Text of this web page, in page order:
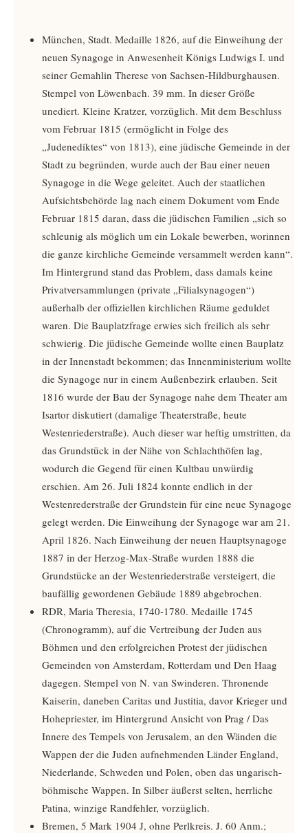
München, Stadt. Medaille 1826, auf die Einweihung der
neuen Synagoge in Anwesenheit Königs Ludwigs I. und
seiner Gemahlin Therese von Sachsen-Hildburghausen.
Stempel von Löwenbach. 39 mm. In dieser Größe
unediert. Kleine Kratzer, vorzüglich. Mit dem Beschluss
vom Februar 1815 (ermöglicht in Folge des
„Judenediktes“ von 1813), eine jüdische Gemeinde in der
Stadt zu begründen, wurde auch der Bau einer neuen
Synagoge in die Wege geleitet. Auch der staatlichen
Aufsichtsbehörde lag nach einem Dokument vom Ende
Februar 1815 daran, dass die jüdischen Familien „sich so
schleunig als möglich um ein Lokale bewerben, worinnen
die ganze kirchliche Gemeinde versammelt werden kann“.
Im Hintergrund stand das Problem, dass damals keine
Privatversammlungen (private „Filialsynagogen“)
außerhalb der offiziellen kirchlichen Räume geduldet
waren. Die Bauplatzfrage erwies sich freilich als sehr
schwierig. Die jüdische Gemeinde wollte einen Bauplatz
in der Innenstadt bekommen; das Innenministerium wollte
die Synagoge nur in einem Außenbezirk erlauben. Seit
1816 wurde der Bau der Synagoge nahe dem Theater am
Isartor diskutiert (damalige Theaterstraße, heute
Westenriederstraße). Auch dieser war heftig umstritten, da
das Grundstück in der Nähe von Schlachthöfen lag,
wodurch die Gegend für einen Kultbau unwürdig
erschien. Am 26. Juli 1824 konnte endlich in der
Westenrederstraße der Grundstein für eine neue Synagoge
gelegt werden. Die Einweihung der Synagoge war am 21.
April 1826. Nach Einweihung der neuen Hauptsynagoge
1887 in der Herzog-Max-Straße wurden 1888 die
Grundstücke an der Westenriederstraße versteigert, die
baufällig gewordenen Gebäude 1889 abgebrochen.
RDR, Maria Theresia, 1740-1780. Medaille 1745
(Chronogramm), auf die Vertreibung der Juden aus
Böhmen und den erfolgreichen Protest der jüdischen
Gemeinden von Amsterdam, Rotterdam und Den Haag
dagegen. Stempel von N. van Swinderen. Thronende
Kaiserin, daneben Caritas und Justitia, davor Krieger und
Hohepriester, im Hintergrund Ansicht von Prag / Das
Innere des Tempels von Jerusalem, an den Wänden die
Wappen der die Juden aufnehmenden Länder England,
Niederlande, Schweden und Polen, oben das ungarisch-
böhmische Wappen. In Silber äußerst selten, herrliche
Patina, winzige Randfehler, vorzüglich.
Bremen, 5 Mark 1904 J, ohne Perlkreis. J. 60 Anm.;